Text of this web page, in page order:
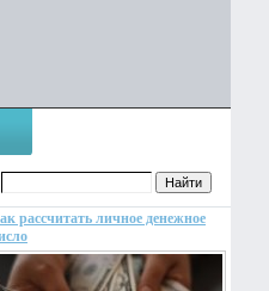
рассчитать личное денежное